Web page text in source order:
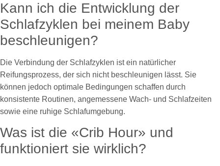
Kann ich die Entwicklung der
Schlafzyklen bei meinem Baby
beschleunigen?
Die Verbindung der Schlafzyklen ist ein natürlicher
Reifungsprozess, der sich nicht beschleunigen lässt. Sie
können jedoch optimale Bedingungen schaffen durch
konsistente Routinen, angemessene Wach- und Schlafzeiten
sowie eine ruhige Schlafumgebung.
Was ist die «Crib Hour» und
funktioniert sie wirklich?